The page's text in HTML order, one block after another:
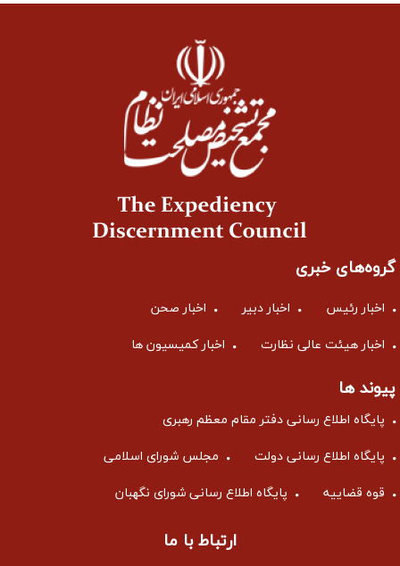
گروه‌های خبری
اخبار رئیس اخبار دبیر اخبار صحن
اخبار هیئت عالی نظارت اخبار کمیسیون ها
پیوند ها
پایگاه اطلاع رسانی دفتر مقام معظم رهبری
پایگاه اطلاع رسانی دولت مجلس شورای اسلامی
قوه قضاییه پایگاه اطلاع رسانی شورای نگهبان
ارتباط با ما